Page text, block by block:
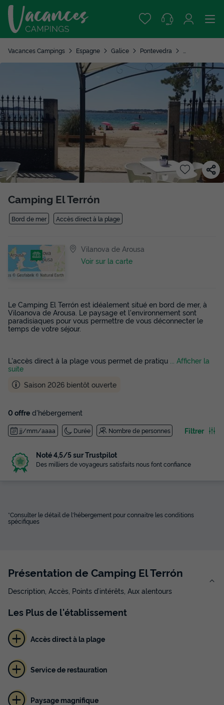
Vacances Campings Espagne Galice Pontevedra
Camping El Terrón
Bord de mer Accès direct à la plage
Vilanova de Arousa
Voir sur la carte
Le Camping El Terrón est idéalement situé en bord de mer, à
Viloanova de Arousa. Le paysage et l'environnement sont
paradisiaques pour vous permettre de vous déconnecter le
temps de votre séjour.
L'accès direct à la plage vous permet de pratiqu
... Afficher la
suite
Saison 2026 bientôt ouverte
0 offre d'hébergement
jj/mm/aaaa Durée Nombre de personnes Filtrer
Noté 4,5/5 sur Trustpilot
Des milliers de voyageurs satisfaits nous font confiance
*Consulter le détail de l'hébergement pour connaitre les conditions
spécifiques
Présentation de Camping El Terrón
Description, Accès, Points d’intérêts, Aux alentours
Les Plusde l'établissement
Accès direct à la plage
Service de restauration
Paysage magnifique